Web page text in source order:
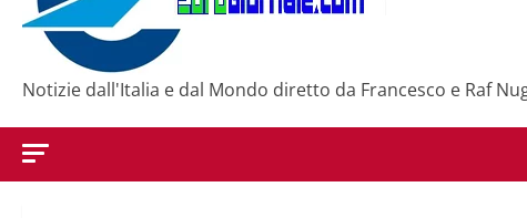
Notizie dall'Italia e dal Mondo diretto da Francesco e Raf